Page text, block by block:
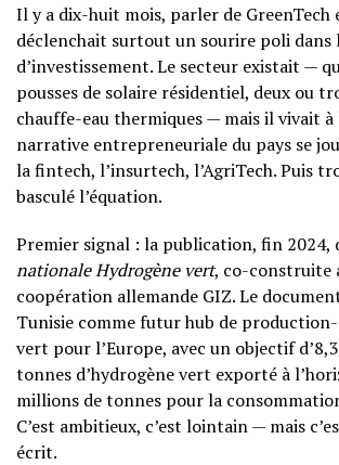
Il y a dix-huit mois, parler de GreenTech
déclenchait surtout un sourire poli dans
d’investissement. Le secteur existait —
pousses de solaire résidentiel, deux ou
chauffe-eau thermiques — mais il vivait à
narrative entrepreneuriale du pays se
la fintech, l’insurtech, l’AgriTech. Puis
basculé l’équation.
Premier signal : la publication, fin 2024,
nationale Hydrogène vert, co-construite
coopération allemande GIZ. Le
Tunisie comme futur hub de
vert pour l’Europe, avec un objectif
tonnes d’hydrogène vert exporté à
millions de tonnes pour la
C’est ambitieux, c’est lointain — mais
écrit.